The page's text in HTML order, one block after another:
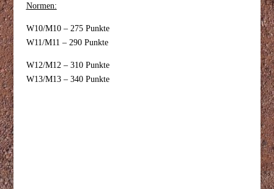
Normen:
W10/M10 – 275 Punkte
W11/M11 – 290 Punkte
W12/M12 – 310 Punkte
W13/M13 – 340 Punkte